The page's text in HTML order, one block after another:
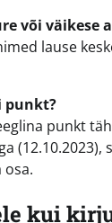
või väikese
lause
punkt?
punkt
kui